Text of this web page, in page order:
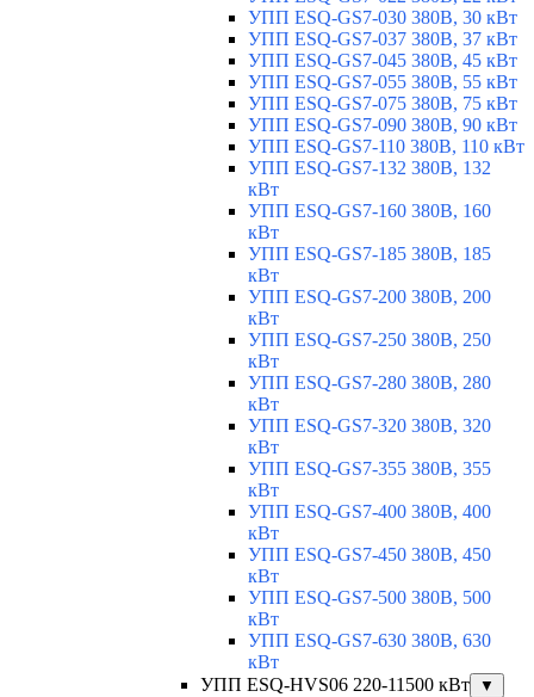
УПП ESQ-GS7-030 380В, 30 кВт
УПП ESQ-GS7-037 380В, 37 кВт
УПП ESQ-GS7-045 380В, 45 кВт
УПП ESQ-GS7-055 380В, 55 кВт
УПП ESQ-GS7-075 380В, 75 кВт
УПП ESQ-GS7-090 380В, 90 кВт
УПП ESQ-GS7-110 380В, 110 кВт
УПП ESQ-GS7-132 380В, 132
кВт
УПП ESQ-GS7-160 380В, 160
кВт
УПП ESQ-GS7-185 380В, 185
кВт
УПП ESQ-GS7-200 380В, 200
кВт
УПП ESQ-GS7-250 380В, 250
кВт
УПП ESQ-GS7-280 380В, 280
кВт
УПП ESQ-GS7-320 380В, 320
кВт
УПП ESQ-GS7-355 380В, 355
кВт
УПП ESQ-GS7-400 380В, 400
кВт
УПП ESQ-GS7-450 380В, 450
кВт
УПП ESQ-GS7-500 380В, 500
кВт
УПП ESQ-GS7-630 380В, 630
кВт
УПП ESQ-HVS06 220-11500 кВт
▼